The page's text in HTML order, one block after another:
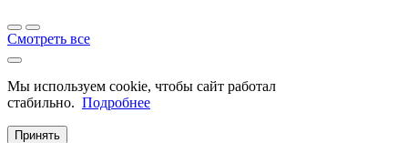
Смотреть все
Мы используем cookie, чтобы сайт работал
стабильно. Подробнее
Принять